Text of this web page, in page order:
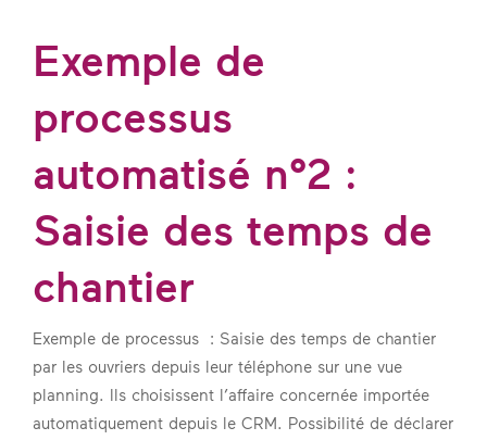
Exemple de
processus
automatisé n°2 :
Saisie des temps de
chantier
Exemple de processus : Saisie des temps de chantier
par les ouvriers depuis leur téléphone sur une vue
planning. Ils choisissent l’affaire concernée importée
automatiquement depuis le CRM. Possibilité de déclarer